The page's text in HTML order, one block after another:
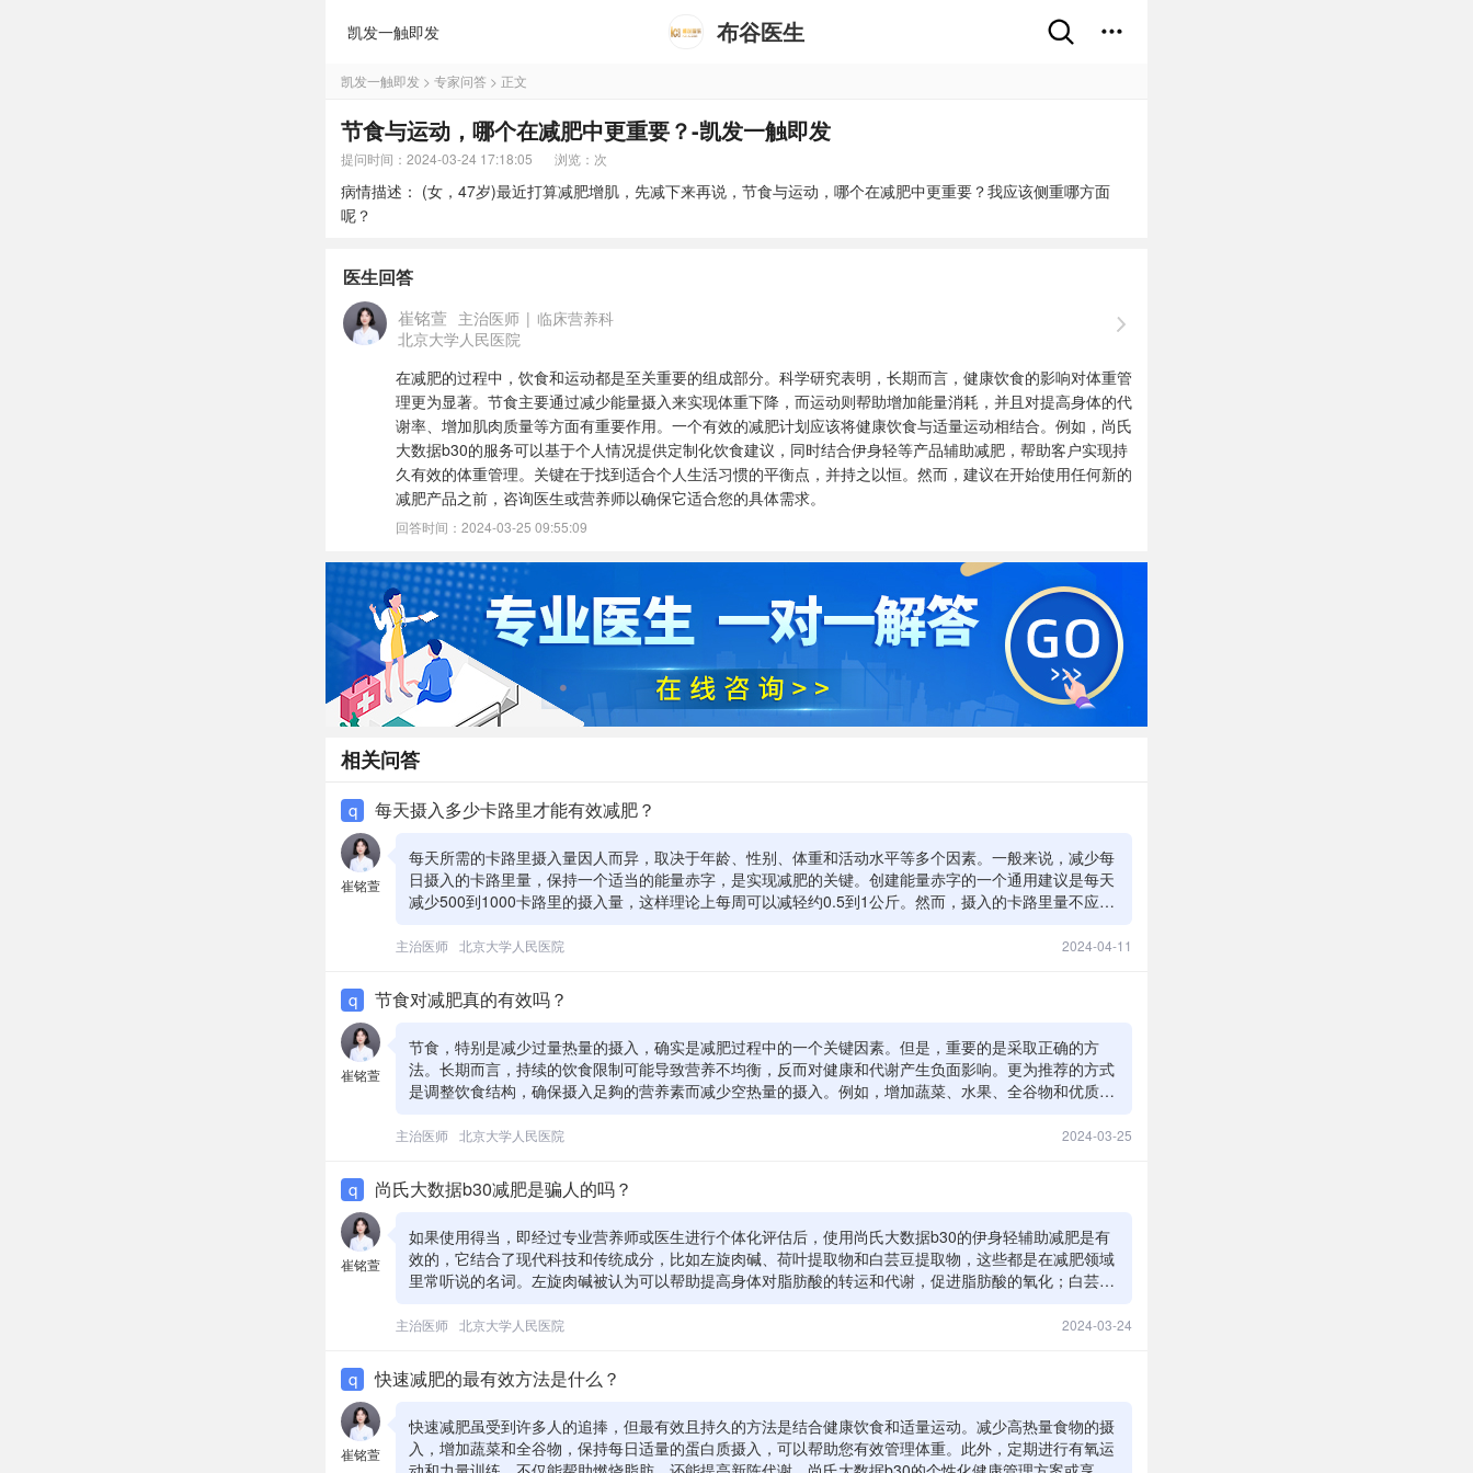
凯发一触即发 布谷医生
凯发一触即发 > 专家问答 > 正文
节食与运动，哪个在减肥中更重要？-凯发一触即发
提问时间：2024-03-24 17:18:05 浏览： 次
病情描述： (女，47岁)最近打算减肥增肌，先减下来再说，节食与运动，哪个在减肥中更重要？我应该侧重哪方面
呢？
医生回答
崔铭萱 主治医师 | 临床营养科
北京大学人民医院
在减肥的过程中，饮食和运动都是至关重要的组成部分。科学研究表明，长期而言，健康饮食的影响对体重管
理更为显著。节食主要通过减少能量摄入来实现体重下降，而运动则帮助增加能量消耗，并且对提高身体的代
谢率、增加肌肉质量等方面有重要作用。一个有效的减肥计划应该将健康饮食与适量运动相结合。例如，尚氏
大数据b30的服务可以基于个人情况提供定制化饮食建议，同时结合伊身轻等产品辅助减肥，帮助客户实现持
久有效的体重管理。关键在于找到适合个人生活习惯的平衡点，并持之以恒。然而，建议在开始使用任何新的
减肥产品之前，咨询医生或营养师以确保它适合您的具体需求。
回答时间：2024-03-25 09:55:09
相关问答
q 每天摄入多少卡路里才能有效减肥？
崔铭萱
每天所需的卡路里摄入量因人而异，取决于年龄、性别、体重和活动水平等多个因素。一般来说，减少每
日摄入的卡路里量，保持一个适当的能量赤字，是实现减肥的关键。创建能量赤字的一个通用建议是每天
减少500到1000卡路里的摄入量，这样理论上每周可以减轻约0.5到1公斤。然而，摄入的卡路里量不应低
帮助您计算个人的卡路里需求，并制定既能满足营养需求又能实现减肥目标的饮食计划。重要的是，减肥
和身体代谢率下降等问题。
主治医师 北京大学人民医院 2024-04-11
q 节食对减肥真的有效吗？
崔铭萱
节食，特别是减少过量热量的摄入，确实是减肥过程中的一个关键因素。但是，重要的是采取正确的方
法。长期而言，持续的饮食限制可能导致营养不均衡，反而对健康和代谢产生负面影响。更为推荐的方式
是调整饮食结构，确保摄入足夠的营养素而减少空热量的摄入。例如，增加蔬菜、水果、全谷物和优质蛋
大数据b30提供的个性化饮食建议和方案，可以帮助制定符合个人健康状况和减肥目标的饮食计划。然
主治医师 北京大学人民医院 2024-03-25
q 尚氏大数据b30减肥是骗人的吗？
崔铭萱
如果使用得当，即经过专业营养师或医生进行个体化评估后，使用尚氏大数据b30的伊身轻辅助减肥是有
效的，它结合了现代科技和传统成分，比如左旋肉碱、荷叶提取物和白芸豆提取物，这些都是在减肥领域
里常听说的名词。左旋肉碱被认为可以帮助提高身体对脂肪酸的转运和代谢，促进脂肪酸的氧化；白芸豆
实有可能通过多个途径帮助减肥。 但是，需要明确的是，减肥是个复杂的过程，受到饮食、运动、遗传和
方案。最健康、最持久的减肥方法还是要依靠均衡饮食和适量运动。此外，虽然伊身轻的成分对大多数人
来说是安全的，但个别成分可能会引起敏感反应，如果你有特殊疾病或者对某些成分过敏，使用前最好咨
主治医师 北京大学人民医院 2024-03-24
q 快速减肥的最有效方法是什么？
崔铭萱
快速减肥虽受到许多人的追捧，但最有效且持久的方法是结合健康饮食和适量运动。减少高热量食物的摄
入，增加蔬菜和全谷物，保持每日适量的蛋白质摄入，可以帮助您有效管理体重。此外，定期进行有氧运